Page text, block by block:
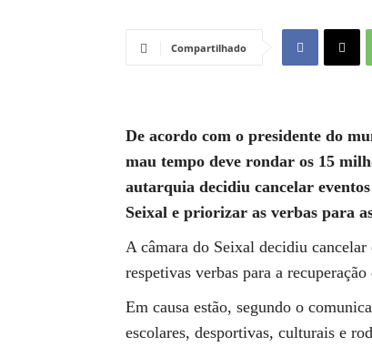
Compartilhado
De acordo com o presidente do
mau tempo deve rondar os 15
autarquia decidiu cancelar
Seixal e priorizar as verbas para
A câmara do Seixal decidiu cancelar
respetivas verbas para a
Em causa estão, segundo o
escolares, desportivas, culturais e